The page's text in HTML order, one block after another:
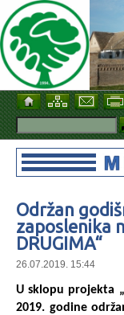
Održan
zaposlenika
DRUGIMA“
26.07.2019. 15:44
U sklopu projekta
2019. godine